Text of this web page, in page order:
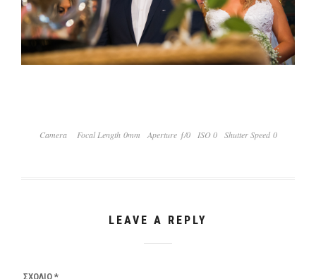
Camera Focal Length 0mm Aperture ƒ/0 ISO 0 Shutter Speed 0
LEAVE A REPLY
ΣΧΌΛΙΟ *